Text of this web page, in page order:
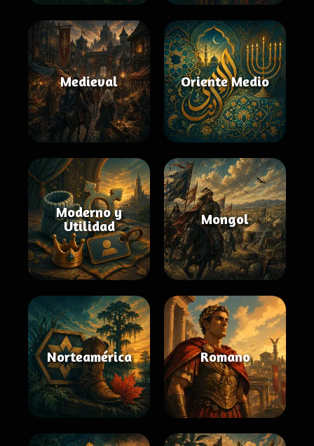
Medieval Oriente Medio
Moderno y
Utilidad
Mongol
Norteamérica Romano